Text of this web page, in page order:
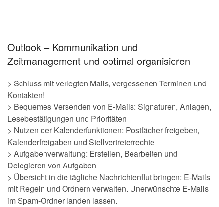
Outlook – Kommunikation und
Zeitmanagement und optimal organisieren
> Schluss mit verlegten Mails, vergessenen Terminen und
Kontakten!
> Bequemes Versenden von E-Mails: Signaturen, Anlagen,
Lesebestätigungen und Prioritäten
> Nutzen der Kalenderfunktionen: Postfächer freigeben,
Kalenderfreigaben und Stellvertreterrechte
> Aufgabenverwaltung: Erstellen, Bearbeiten und
Delegieren von Aufgaben
> Übersicht in die tägliche Nachrichtenflut bringen: E-Mails
mit Regeln und Ordnern verwalten. Unerwünschte E-Mails
im Spam-Ordner landen lassen.